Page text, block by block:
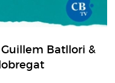
Batllori &